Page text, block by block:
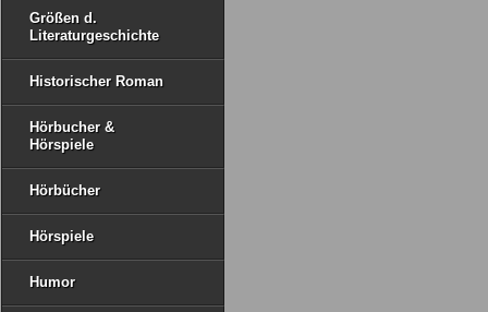
Größen d.
Literaturgeschichte
Historischer Roman
Hörbucher &
Hörspiele
Hörbücher
Hörspiele
Humor